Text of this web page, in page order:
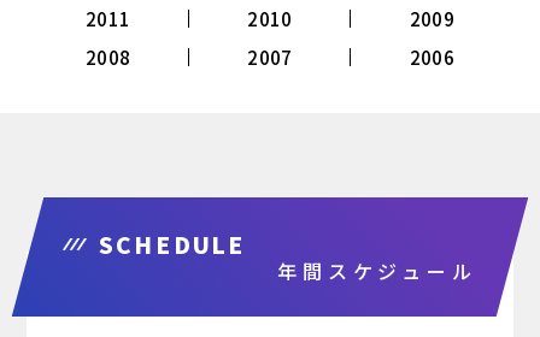
2011
2010
2009
2008
2007 2006
SCHEDULE
年間スケジュール